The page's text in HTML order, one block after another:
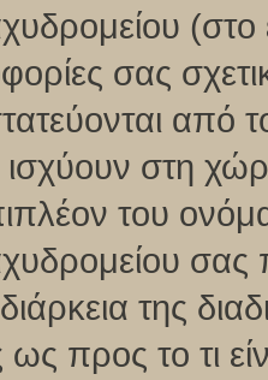
σας
από
στη
του
της
προς το τι